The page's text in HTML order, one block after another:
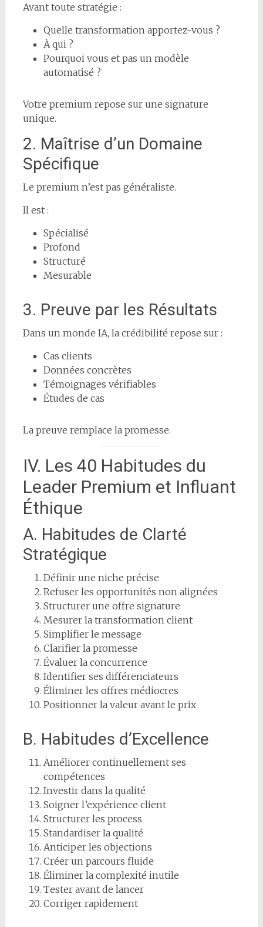
Avant toute stratégie :
Quelle transformation apportez-vous ?
À qui ?
Pourquoi vous et pas un modèle
automatisé ?
Votre premium repose sur une signature
unique.
2. Maîtrise d’un Domaine
Spécifique
Le premium n’est pas généraliste.
Il est :
Spécialisé
Profond
Structuré
Mesurable
3. Preuve par les Résultats
Dans un monde IA, la crédibilité repose sur :
Cas clients
Données concrètes
Témoignages vérifiables
Études de cas
La preuve remplace la promesse.
IV. Les 40 Habitudes du
Leader Premium et Influant
Éthique
A. Habitudes de Clarté
Stratégique
Définir une niche précise
Refuser les opportunités non alignées
Structurer une offre signature
Mesurer la transformation client
Simplifier le message
Clarifier la promesse
Évaluer la concurrence
Identifier ses différenciateurs
Éliminer les offres médiocres
Positionner la valeur avant le prix
B. Habitudes d’Excellence
Améliorer continuellement ses
compétences
Investir dans la qualité
Soigner l’expérience client
Structurer les process
Standardiser la qualité
Anticiper les objections
Créer un parcours fluide
Éliminer la complexité inutile
Tester avant de lancer
Corriger rapidement